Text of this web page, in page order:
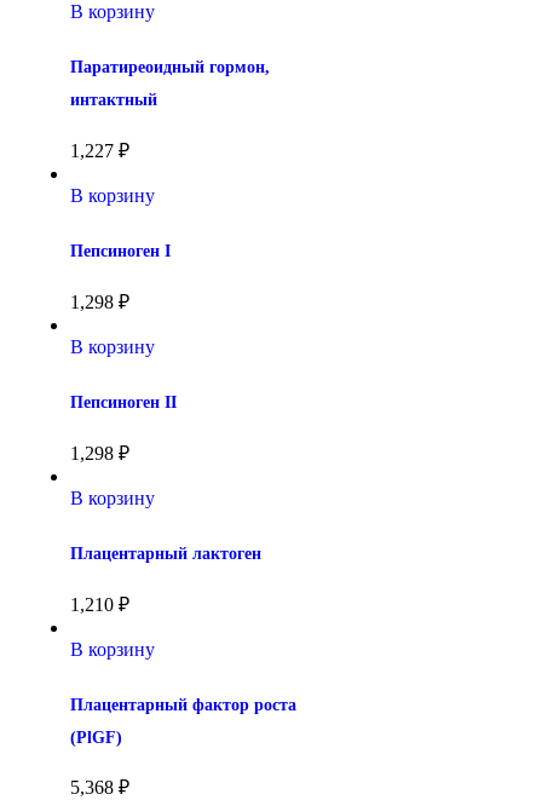
В корзину
Паратиреоидный гормон,
интактный
1,227 ₽
В корзину
Пепсиноген I
1,298 ₽
В корзину
Пепсиноген II
1,298 ₽
В корзину
Плацентарный лактоген
1,210 ₽
В корзину
Плацентарный фактор роста
(PlGF)
5,368 ₽